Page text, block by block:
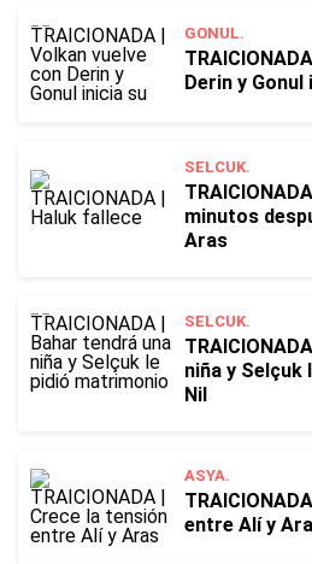
GONUL.
Derin y
SELCUK.
minutos
Aras
SELCUK.
niña y Selçuk
Nil
ASYA.
entre Alí y